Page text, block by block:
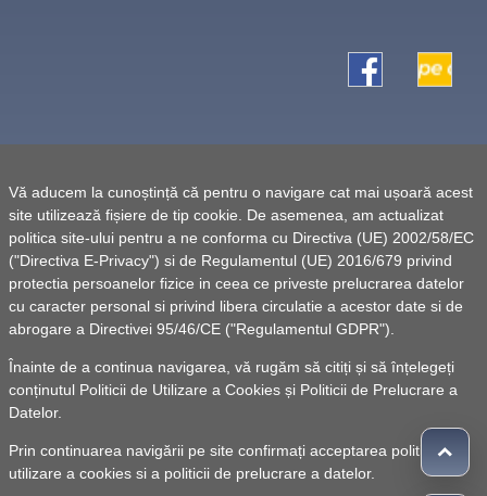
Vă aducem la cunoștință că pentru o navigare cat mai ușoară acest
site utilizează fișiere de tip cookie. De asemenea, am actualizat
politica site-ului pentru a ne conforma cu Directiva (UE) 2002/58/EC
("Directiva E-Privacy") si de Regulamentul (UE) 2016/679 privind
protectia persoanelor fizice in ceea ce priveste prelucrarea datelor
cu caracter personal si privind libera circulatie a acestor date si de
abrogare a Directivei 95/46/CE ("Regulamentul GDPR").
Înainte de a continua navigarea, vă rugăm să citiți și să înțelegeți
conținutul Politicii de Utilizare a Cookies și Politicii de Prelucrare a
Datelor.
Prin continuarea navigării pe site confirmați acceptarea politicii de
utilizare a cookies si a politicii de prelucrare a datelor.